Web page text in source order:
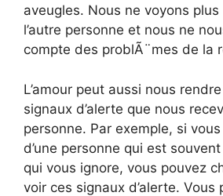
aveugles. Nous ne voyons
l’autre personne et nous ne
compte des problÃ¨mes de la
L’amour peut aussi nous
signaux d’alerte que nous
personne. Par exemple, si
d’une personne qui est
qui vous ignore, vous pouvez
voir ces signaux d’alerte. Vous